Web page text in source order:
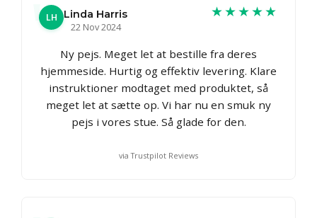
LH
Linda Harris
22 Nov 2024
★★★★★
Ny pejs. Meget let at bestille fra deres
hjemmeside. Hurtig og effektiv levering. Klare
instruktioner modtaget med produktet, så
meget let at sætte op. Vi har nu en smuk ny
pejs i vores stue. Så glade for den.
via Trustpilot Reviews